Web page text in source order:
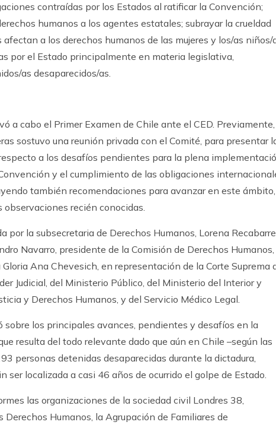
contraídas por los Estados al ratificar la Convención;
humanos a los agentes estatales; subrayar la crueldad
a los derechos humanos de las mujeres y los/as niños/
por el Estado principalmente en materia legislativa,
as desaparecidos/as.
a cabo el Primer Examen de Chile ante el CED.
sostuvo una reunión privada con el Comité, para presentar
a los desafíos pendientes para la plena
y el cumplimiento de las obligaciones
también recomendaciones para avanzar en este ámbito,
recién conocidas.
por la subsecretaria de Derechos Humanos, Lorena
Navarro, presidente de la Comisión de Derechos Humanos,
Ana Chevesich, en representación de la Corte Suprema
Judicial, del Ministerio Público, del Ministerio del Interior y
y Derechos Humanos, y del Servicio Médico Legal.
sobre los principales avances, pendientes y desafíos en la
resulta del todo relevante dado que aún en Chile –según las
personas detenidas desaparecidas durante la dictadura,
ser localizada a casi 46 años de ocurrido el golpe de Estado.
las organizaciones de la sociedad civil Londres 38,
Humanos, la Agrupación de Familiares de